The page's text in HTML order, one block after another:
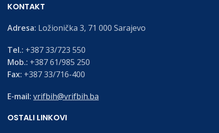
KONTAKT
Adresa: Ložionička 3, 71 000 Sarajevo
Tel.: +387 33/723 550
Mob.: +387 61/985 250
Fax: +387 33/716-400
E-mail: vrifbih@vrifbih.ba
OSTALI LINKOVI